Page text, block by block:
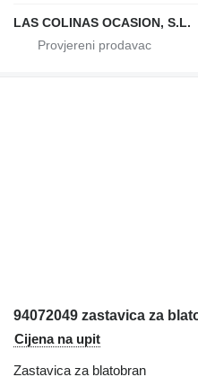
LAS COLINAS OCASION, S.L.
Cijena na upit
Zastavica za blatobran